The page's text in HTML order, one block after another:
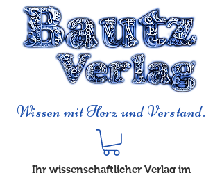
Wissen mit Herz und Verstand.
Ihr wissenschaftlicher Verlag im